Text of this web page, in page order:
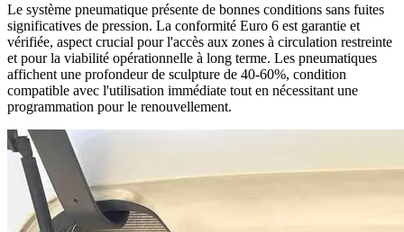
Le système pneumatique présente de bonnes conditions sans fuites
significatives de pression. La conformité Euro 6 est garantie et
vérifiée, aspect crucial pour l'accès aux zones à circulation restreinte
et pour la viabilité opérationnelle à long terme. Les pneumatiques
affichent une profondeur de sculpture de 40-60%, condition
compatible avec l'utilisation immédiate tout en nécessitant une
programmation pour le renouvellement.